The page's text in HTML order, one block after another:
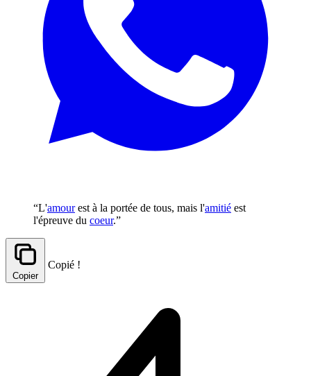
“L'amourest à la portée de tous, mais l'amitié est
l'épreuve du coeur.”
Copier
Copié !